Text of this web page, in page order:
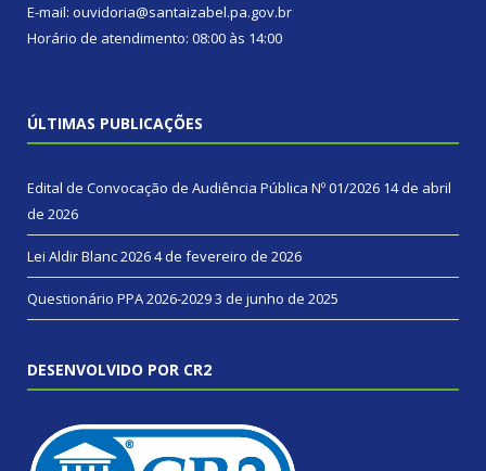
E-mail: ouvidoria@santaizabel.pa.gov.br
Horário de atendimento: 08:00 às 14:00
ÚLTIMAS PUBLICAÇÕES
Edital de Convocação de Audiência Pública Nº 01/2026 14 de abril
de 2026
Lei Aldir Blanc 20264 de fevereiro de 2026
Questionário PPA 2026-20293 de junho de 2025
DESENVOLVIDO POR CR2